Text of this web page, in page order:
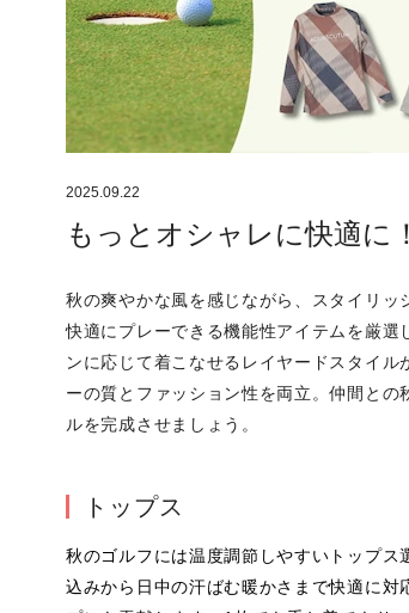
2025.09.22
もっとオシャレに快適に
秋の爽やかな風を感じながら、スタイリ
快適にプレーできる機能性アイテムを厳
ンに応じて着こなせるレイヤードスタイ
ーの質とファッション性を両立。仲間と
ルを完成させましょう。
トップス
秋のゴルフには温度調節しやすいトップス
込みから日中の汗ばむ暖かさまで快適に